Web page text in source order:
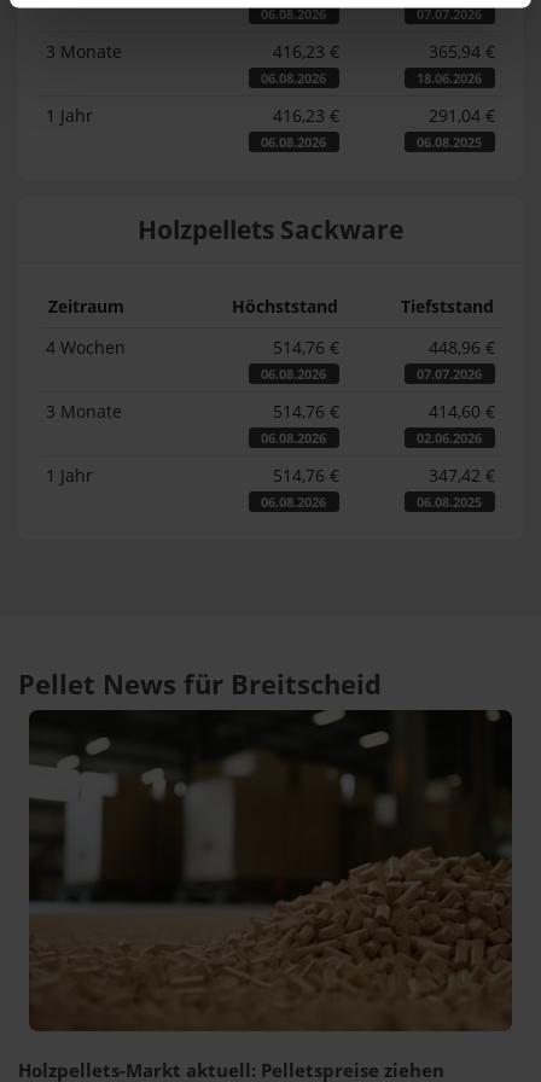
06.08.2026 07.07.2026
3 Monate 416,23 €
06.08.2026
365,94 €
18.06.2026
1 Jahr 416,23 €
06.08.2026
291,04 €
06.08.2025
Holzpellets Sackware
Zeitraum Höchststand
Tiefststand
4 Wochen
514,76 €
06.08.2026
448,96 €
07.07.2026
3 Monate 514,76 €
06.08.2026
414,60 €
02.06.2026
1 Jahr 514,76 €
06.08.2026
347,42 €
06.08.2025
Pellet News für Breitscheid
Holzpellets-Markt aktuell: Pelletspreise ziehen